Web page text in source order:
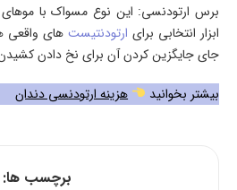
ابزار انتخابی برای ارتودنتیست‌ های واقعی
جای جایگزین کردن آن برای نخ دادن
بیشتر بخوانید
هزینه ارتودنسی دندان
برچسب ها: